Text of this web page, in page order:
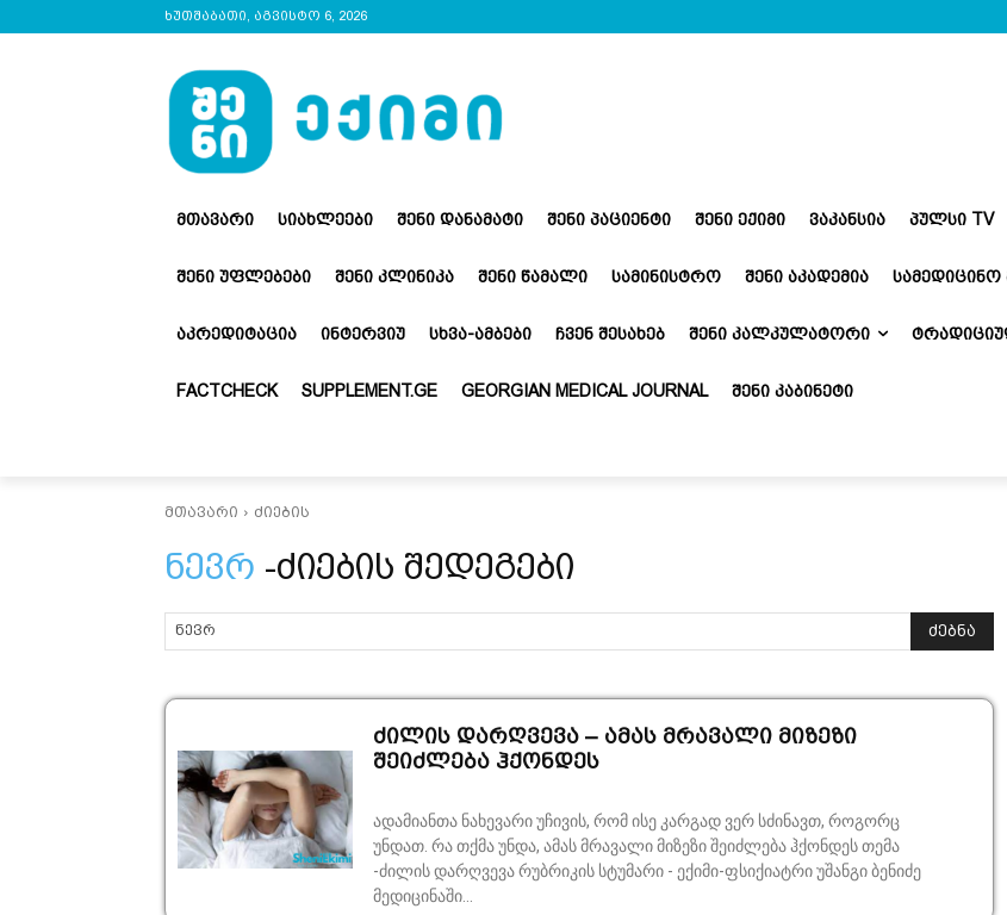
ხუთშაბათი, აგვისტო 6, 2026
ᲛᲗᲐᲕᲐᲠᲘ ᲡᲘᲐᲮᲚᲔᲔᲑᲘ ᲨᲔᲜᲘ ᲓᲐᲜᲐᲛᲐᲢᲘ ᲨᲔᲜᲘ ᲞᲐᲪᲘᲔᲜᲢᲘ ᲨᲔᲜᲘ ᲔᲥᲘᲛᲘ ᲕᲐᲙᲐᲜᲡᲘᲐ ᲞᲣᲚᲡᲘ TV
ᲨᲔᲜᲘ ᲣᲤᲚᲔᲑᲔᲑᲘ ᲨᲔᲜᲘ ᲙᲚᲘᲜᲘᲙᲐ ᲨᲔᲜᲘ ᲬᲐᲛᲐᲚᲘ ᲡᲐᲛᲘᲜᲘᲡᲢᲠᲝ ᲨᲔᲜᲘ ᲐᲙᲐᲓᲔᲛᲘᲐ ᲡᲐᲛᲔᲓᲘᲪᲘᲜᲝ
ᲐᲙᲠᲔᲓᲘᲢᲐᲪᲘᲐ ᲘᲜᲢᲔᲠᲕᲘᲣ ᲡᲮᲕᲐ-ᲐᲛᲑᲔᲑᲘ ᲩᲕᲔᲜ ᲨᲔᲡᲐᲮᲔᲑ ᲨᲔᲜᲘ ᲙᲐᲚᲙᲣᲚᲐᲢᲝᲠᲘ
FACTCHECK SUPPLEMENT.GE GEORGIAN MEDICAL JOURNAL ᲨᲔᲜᲘ ᲙᲐᲑᲘᲜᲔᲢᲘ
მთავარი ძიების
ნევრ -ძიების შედეგები
ძებნა
ძილის დარღვევა – ამას მრავალი მიზეზი
შეიძლება ჰქონდეს
ადამიანთა ნახევარი უჩივის, რომ ისე კარგად ვერ სძინავთ, როგორც
უნდათ. რა თქმა უნდა, ამას მრავალი მიზეზი შეიძლება ჰქონდეს თემა
-ძილის დარღვევა რუბრიკის სტუმარი - ექიმი-ფსიქიატრი უშანგი ბენიძე
მედიცინაში...